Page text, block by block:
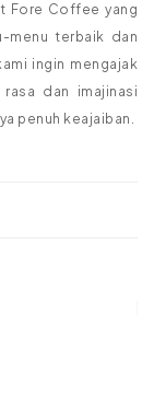
Fore Coffee yang
menu terbaik dan
ingin mengajak
dan imajinasi
penuh keajaiban.